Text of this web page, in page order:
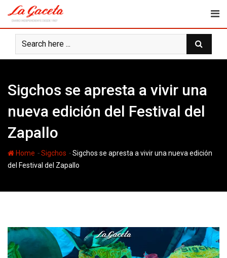
content
Sigchos se apresta a vivir una
nueva edición del Festival del
Zapallo
Home -Sigchos -Sigchos se apresta a vivir una nueva edición
del Festival del Zapallo